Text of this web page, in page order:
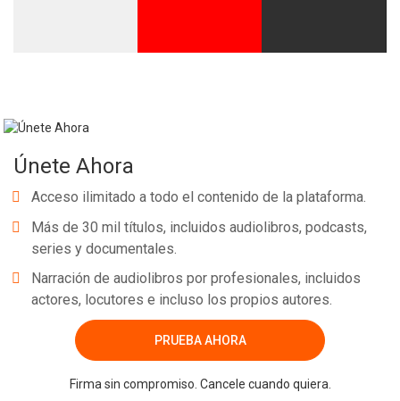
Únete Ahora
Acceso ilimitado a todo el contenido de la plataforma.
Más de 30 mil títulos, incluidos audiolibros, podcasts,
series y documentales.
Narración de audiolibros por profesionales, incluidos
actores, locutores e incluso los propios autores.
PRUEBA AHORA
Firma sin compromiso. Cancele cuando quiera.